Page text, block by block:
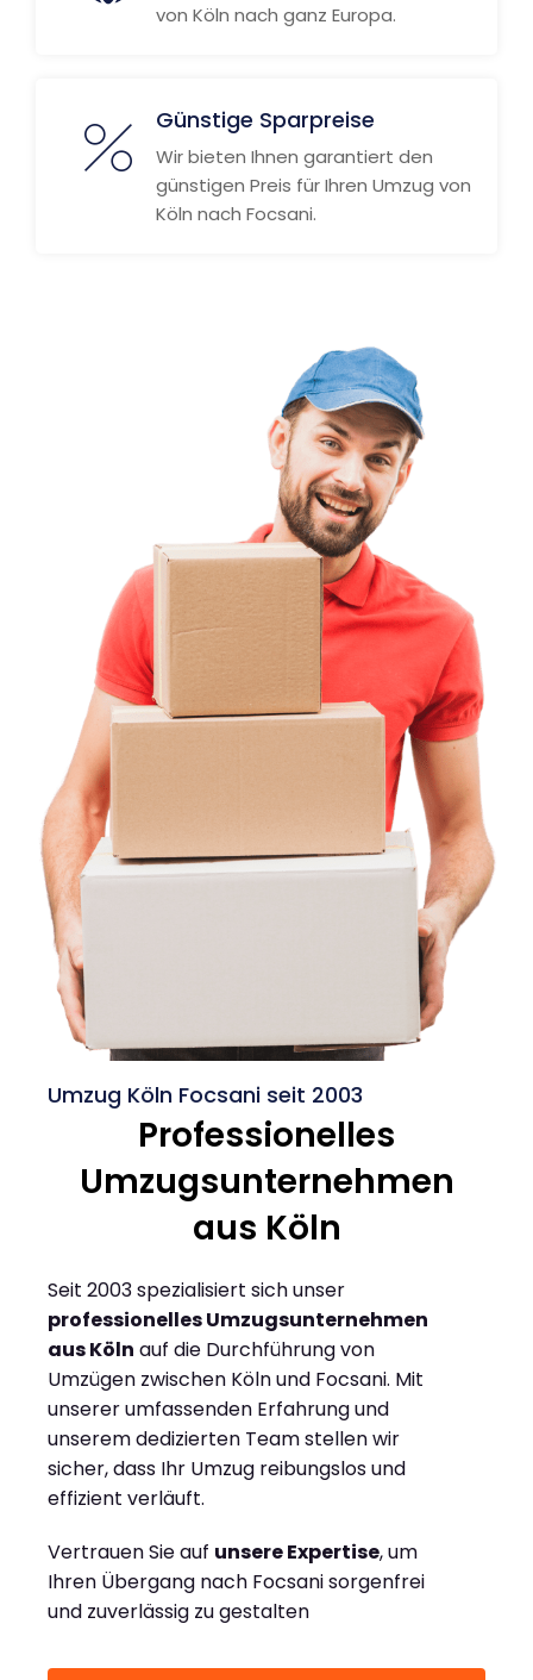
von Köln nach ganz Europa.
Günstige Sparpreise
Wir bieten Ihnen garantiert den
günstigen Preis für Ihren Umzug von
Köln nach Focsani.
Umzug Köln Focsani seit 2003
Professionelles
Umzugsunternehmen
aus Köln
Seit 2003 spezialisiert sich unser
professionelles Umzugsunternehmen
aus Köln auf die Durchführung von
Umzügen zwischen Köln und Focsani. Mit
unserer umfassenden Erfahrung und
unserem dedizierten Team stellen wir
sicher, dass Ihr Umzug reibungslos und
effizient verläuft.
Vertrauen Sie auf unsere Expertise, um
Ihren Übergang nach Focsani sorgenfrei
und zuverlässig zu gestalten